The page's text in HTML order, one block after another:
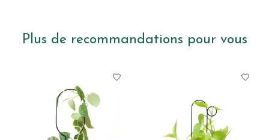
Plus de recommandations pour vous